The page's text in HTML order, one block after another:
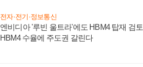
전자·전기·정보통신
엔비디아 '루빈 울트라'에도 HBM4 탑재 검
HBM4 수율에 주도권 갈린다